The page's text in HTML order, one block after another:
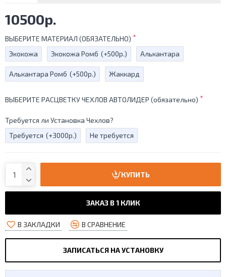
10500р.
ВЫБЕРИТЕ МАТЕРИАЛ (ОБЯЗАТЕЛЬНО)
Экокожа
Экокожа Ромб (+500р.) Алькантара
Алькантара Ромб (+500р.) Жаккард
ВЫБЕРИТЕ РАСЦВЕТКУ ЧЕХЛОВ АВТОЛИДЕР (обязательно)
Требуется ли Установка Чехлов?
Требуется (+3000р.) Не требуется
КУПИТЬ
ЗАКАЗ В 1 КЛИК
В ЗАКЛАДКИ В СРАВНЕНИЕ
ЗАПИСАТЬСЯ НА УСТАНОВКУ